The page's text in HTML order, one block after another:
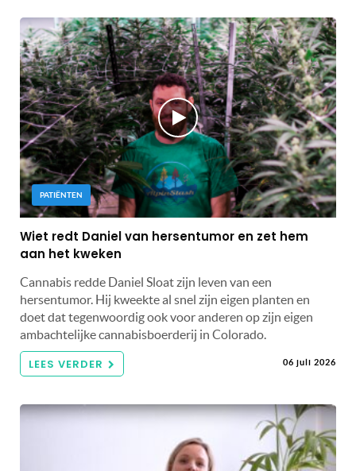
PATIËNTEN
Wiet redt Daniel van hersentumor en zet hem
aan het kweken
Cannabis redde Daniel Sloat zijn leven van een
hersentumor. Hij kweekte al snel zijn eigen planten en
doet dat tegenwoordig ook voor anderen op zijn eigen
ambachtelijke cannabisboerderij in Colorado.
LEES VERDER 06 juli 2026